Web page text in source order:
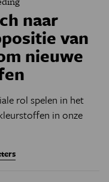
naar
van
nieuwe
rol spelen in het
in onze